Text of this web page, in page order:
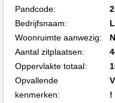
Pandcode:
Bedrijfsnaam:
Woonruimte aanwezig:
Aantal zitplaatsen:
Oppervlakte totaal:
Opvallende
kenmerken:
!